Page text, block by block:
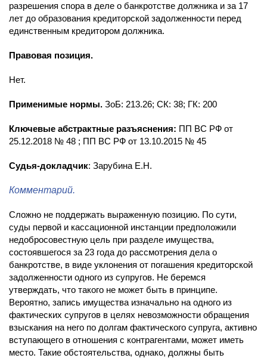
разрешения спора в деле о банкротстве должника и за 17
лет до образования кредиторской задолженности перед
единственным кредитором должника.
Правовая позиция.
Нет.
Применимые нормы. ЗоБ: 213.26; СК: 38; ГК: 200
Ключевые абстрактные разъяснения: ПП ВС РФ от
25.12.2018 № 48 ; ПП ВС РФ от 13.10.2015 № 45
Судья-докладчик: Зарубина Е.Н.
Комментарий.
Сложно не поддержать выраженную позицию. По сути,
суды первой и кассационной инстанции предположили
недобросовестную цель при разделе имущества,
состоявшегося за 23 года до рассмотрения дела о
банкротстве, в виде уклонения от погашения кредиторской
задолженности одного из супругов. Не беремся
утверждать, что такого не может быть в принципе.
Вероятно, запись имущества изначально на одного из
фактических супругов в целях невозможности обращения
взыскания на него по долгам фактического супруга, активно
вступающего в отношения с контрагентами, может иметь
место. Такие обстоятельства, однако, должны быть